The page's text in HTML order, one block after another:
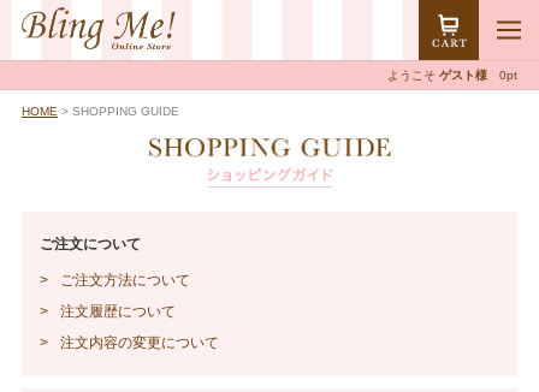
ようこそゲスト様 0pt
HOME > SHOPPING GUIDE
ご注文について
ご注文方法について
注文履歴について
注文内容の変更について